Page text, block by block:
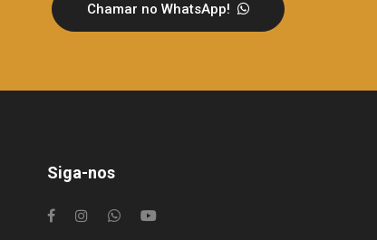
Chamar no WhatsApp!
Siga-nos